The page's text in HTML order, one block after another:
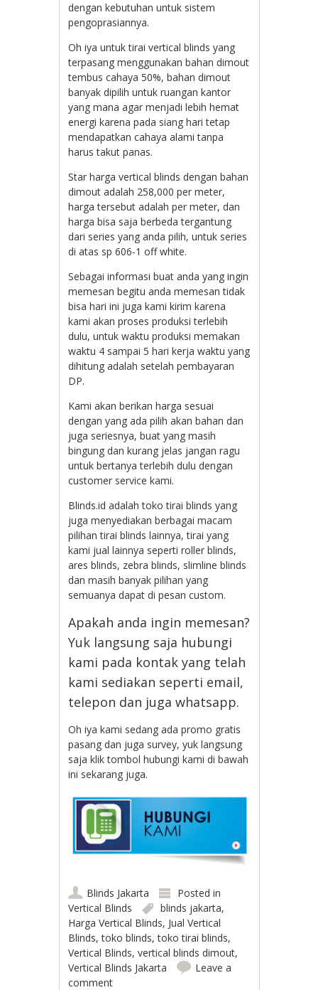
dengan kebutuhan untuk sistem
pengoprasiannya.
Oh iya untuk tirai vertical blinds yang
terpasang menggunakan bahan dimout
tembus cahaya 50%, bahan dimout
banyak dipilih untuk ruangan kantor
yang mana agar menjadi lebih hemat
energi karena pada siang hari tetap
mendapatkan cahaya alami tanpa
harus takut panas.
Star harga vertical blinds dengan bahan
dimout adalah 258,000 per meter,
harga tersebut adalah per meter, dan
harga bisa saja berbeda tergantung
dari series yang anda pilih, untuk series
di atas sp 606-1 off white.
Sebagai informasi buat anda yang ingin
memesan begitu anda memesan tidak
bisa hari ini juga kami kirim karena
kami akan proses produksi terlebih
dulu, untuk waktu produksi memakan
waktu 4 sampai 5 hari kerja waktu yang
dihitung adalah setelah pembayaran
DP.
Kami akan berikan harga sesuai
dengan yang ada pilih akan bahan dan
juga seriesnya, buat yang masih
bingung dan kurang jelas jangan ragu
untuk bertanya terlebih dulu dengan
customer service kami.
Blinds.id adalah toko tirai blinds yang
juga menyediakan berbagai macam
pilihan tirai blinds lainnya, tirai yang
kami jual lainnya seperti roller blinds,
ares blinds, zebra blinds, slimline blinds
dan masih banyak pilihan yang
semuanya dapat di pesan custom.
Apakah anda ingin memesan?
Yuk langsung saja hubungi
kami pada kontak yang telah
kami sediakan seperti email,
telepon dan juga whatsapp.
Oh iya kami sedang ada promo gratis
pasang dan juga survey, yuk langsung
saja klik tombol hubungi kami di bawah
ini sekarang juga.
Blinds Jakarta
Posted in
Vertical Blinds
blinds jakarta,
Harga Vertical Blinds, Jual Vertical
Blinds,toko blinds,toko tirai blinds,
Vertical Blinds,vertical blinds dimout,
Vertical Blinds Jakarta
Leave a
comment